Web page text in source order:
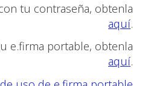
tu contraseña, obtenla
aquí.
e.firma portable, obtenla
aquí.